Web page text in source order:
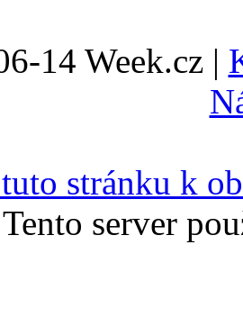
14 Week.cz |
stránku k
Tento server